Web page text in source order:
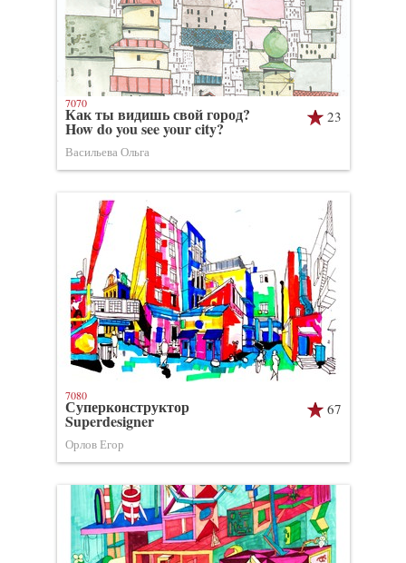
23
Как ты видишь свой город?
How do you see your city?
Васильева Ольга
7070
67
Суперконструктор
Superdesigner
Орлов Егор
7080